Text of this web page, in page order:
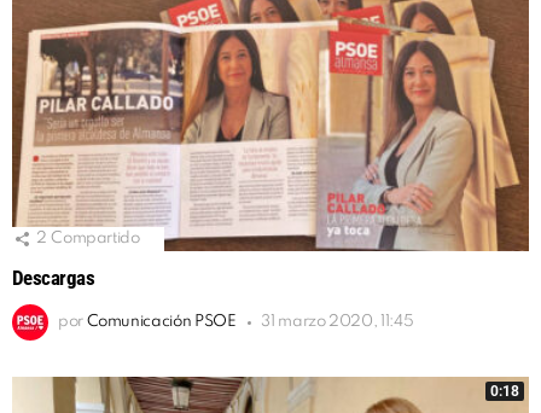
2 Compartido
Descargas
por Comunicación PSOE 31 marzo 2020, 11:45
0:18